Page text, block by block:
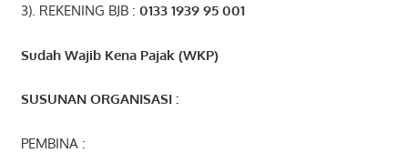
3). REKENING BJB : 0133 1939 95 001
Sudah Wajib Kena Pajak (WKP)
SUSUNAN ORGANISASI :
PEMBINA :